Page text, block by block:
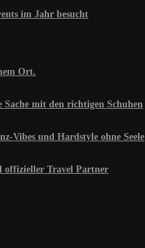
im Jahr besucht
Ort.
mit den richtigen Schuhen
Vibes und Hardstyle ohne Seele
offizieller Travel Partner